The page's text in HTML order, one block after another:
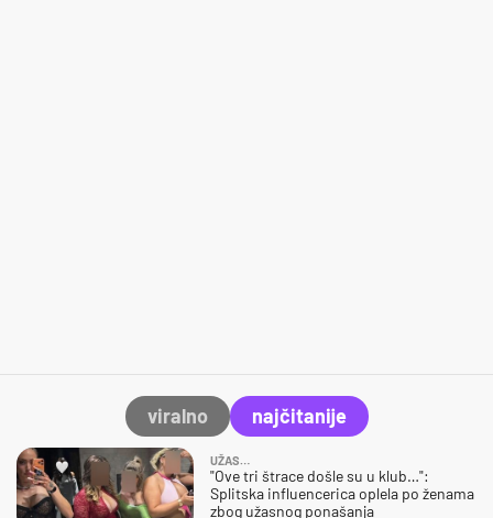
viralno najčitanije
UŽAS…
"Ove tri štrace došle su u klub…":
Splitska influencerica oplela po ženama
zbog užasnog ponašanja